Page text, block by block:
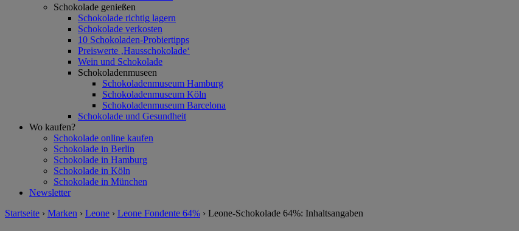
Schokolade genießen
Schokolade richtig lagern
Schokolade verkosten
10 Schokoladen-Probiertipps
Preiswerte ‚Hausschokolade‘
Wein und Schokolade
Schokoladenmuseen
Schokoladenmuseum Hamburg
Schokoladenmuseum Köln
Schokoladenmuseum Barcelona
Schokolade und Gesundheit
Wo kaufen?
Schokolade online kaufen
Schokolade in Berlin
Schokolade in Hamburg
Schokolade in Köln
Schokolade in München
Newsletter
Startseite › Marken › Leone › Leone Fondente 64% › Leone-Schokolade 64%: Inhaltsangaben